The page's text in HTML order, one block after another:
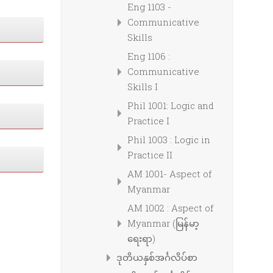
Eng 1103 -
Communicative
Skills
Eng 1106 :
Communicative
Skills I
Phil 1001: Logic and
Practice I
Phil 1003 : Logic in
Practice II
AM 1001- Aspect of
Myanmar
AM 1002 : Aspect of
Myanmar (မြန်မာ့
ရေးရာ)
ဒုတိယနှစ်အင်္ဂလိပ်စာ